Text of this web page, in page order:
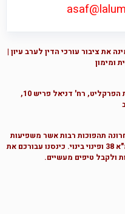
את ציבור עורכי הדין לערב עיון |
ומימון
בית הפרקליט, רח' דניאל פריש 10,
תהפוכות רבות אשר משפיעות
על הפרקטיקה של קידום פרוייקטים של תמ"א 38 ופינוי בינוי. כינסנו עבורכם את
ולקבל טיפים מעשיים.